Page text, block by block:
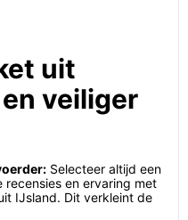
uit
veiliger
Selecteer altijd een
en ervaring met
IJsland. Dit verkleint de